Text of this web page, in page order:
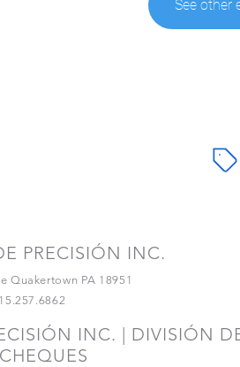
See other
PRECISIÓN INC.
Quakertown PA 18951
INC. | DIVISIÓN
CHEQUES